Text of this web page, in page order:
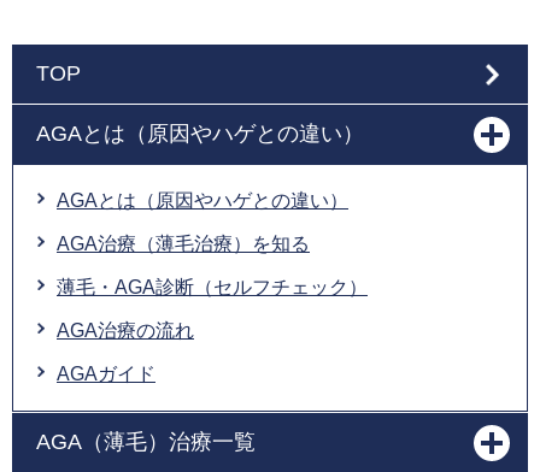
TOP
AGAとは（原因やハゲとの違い）
AGAとは（原因やハゲとの違い）
AGA治療（薄毛治療）を知る
薄毛・AGA診断（セルフチェック）
AGA治療の流れ
AGAガイド
AGA（薄毛）治療一覧